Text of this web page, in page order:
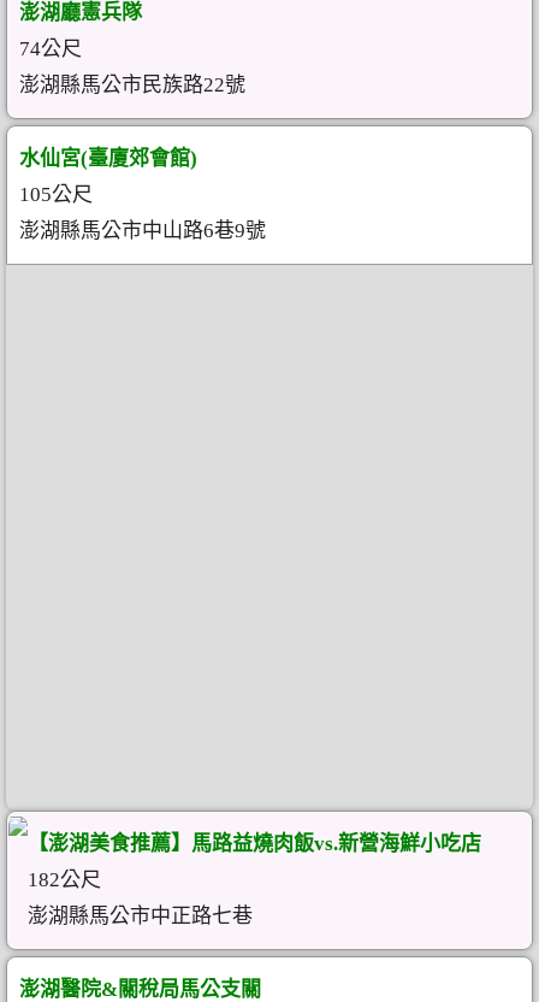
澎湖廳憲兵隊
74公尺
澎湖縣馬公市民族路22號
水仙宮(臺廈郊會館)
105公尺
澎湖縣馬公市中山路6巷9號
【澎湖美食推薦】馬路益燒肉飯vs.新營海鮮小吃店
182公尺
澎湖縣馬公市中正路七巷
澎湖醫院&關稅局馬公支關